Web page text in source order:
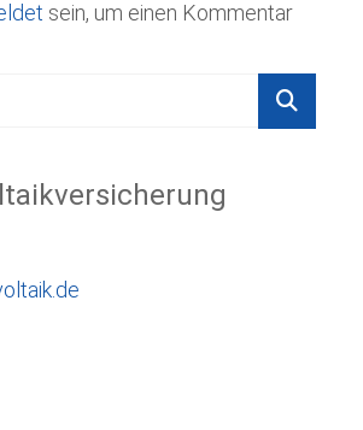
sein, um einen Kommentar